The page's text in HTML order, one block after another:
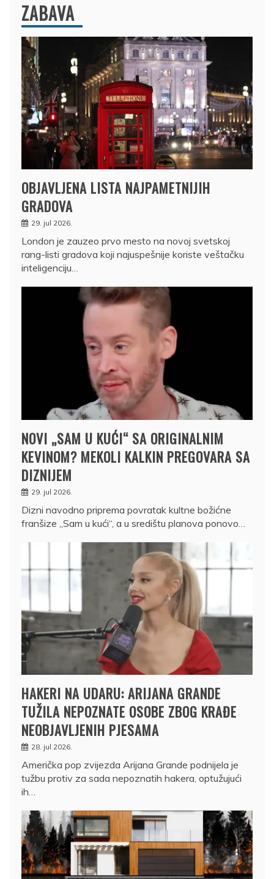
ZABAVA
OBJAVLJENA LISTA NAJPAMETNIJIH
GRADOVA
29. jul 2026.
London je zauzeo prvo mesto na novoj svetskoj
rang-listi gradova koji najuspešnije koriste veštačku
inteligenciju…
NOVI „SAM U KUĆI“ SA ORIGINALNIM
KEVINOM? MEKOLI KALKIN PREGOVARA SA
DIZNIJEM
29. jul 2026.
Dizni navodno priprema povratak kultne božićne
franšize „Sam u kući“, a u središtu planova ponovo…
HAKERI NA UDARU: ARIJANA GRANDE
TUŽILA NEPOZNATE OSOBE ZBOG KRAĐE
NEOBJAVLJENIH PJESAMA
28. jul 2026.
Američka pop zvijezda Arijana Grande podnijela je
tužbu protiv za sada nepoznatih hakera, optužujući
ih…